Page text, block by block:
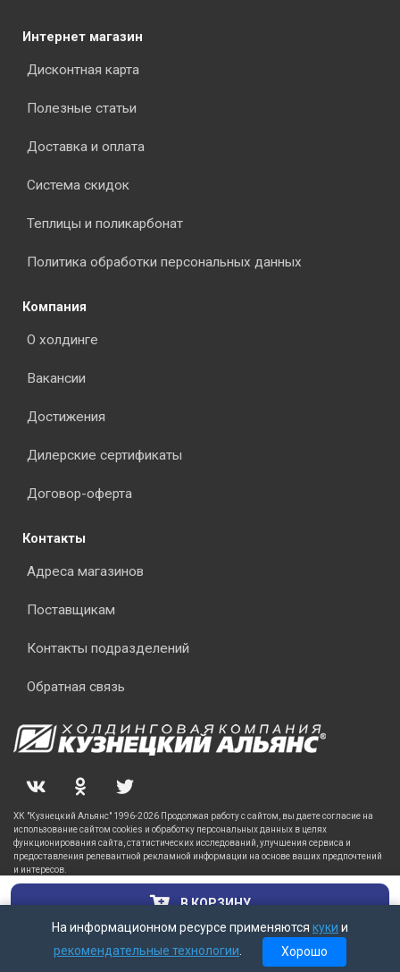
В КОРЗИНУ
Заказы Кабинет
На информационном ресурсе применяются куки и
рекомендательные технологии. Хорошо
Интернет магазин
Дисконтная карта
Полезные статьи
Доставка и оплата
Система скидок
Теплицы и поликарбонат
Политика обработки персональных данных
Компания
О холдинге
Вакансии
Достижения
Дилерские сертификаты
Договор-оферта
Контакты
Адреса магазинов
Поставщикам
Контакты подразделений
Обратная связь
ХК "Кузнецкий Альянс" 1996-2026 Продолжая работу с сайтом, вы даете согласие на
использование сайтом cookies и обработку персональных данных в целях
функционирования сайта, статистических исследований, улучшения сервиса и
предоставления релевантной рекламной информации на основе ваших предпочтений
и интересов.